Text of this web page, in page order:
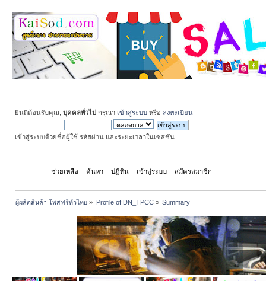
ยินดีต้อนรับคุณ, บุคคลทั่วไป กรุณา เข้าสู่ระบบ หรือ ลงทะเบียน
เข้าสู่ระบบด้วยชื่อผู้ใช้ รหัสผ่าน และระยะเวลาในเซสชั่น
ช่วยเหลือ ค้นหา ปฏิทิน เข้าสู่ระบบ สมัครสมาชิก
ผู้ผลิตสินค้า โพสฟรีทั่วไทย » Profile of DN_TPCC» Summary